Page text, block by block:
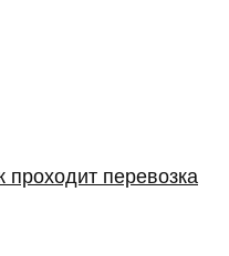
проходит перевозка